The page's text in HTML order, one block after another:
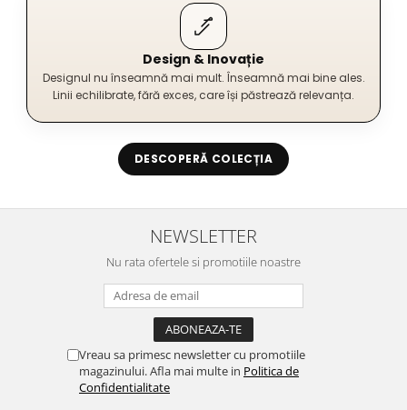
Design & Inovație
Designul nu înseamnă mai mult. Înseamnă mai bine ales.
Linii echilibrate, fără exces, care își păstrează relevanța.
DESCOPERĂ COLECȚIA
NEWSLETTER
Nu rata ofertele si promotiile noastre
Vreau sa primesc newsletter cu promotiile
magazinului. Afla mai multe in Politica de
Confidentialitate